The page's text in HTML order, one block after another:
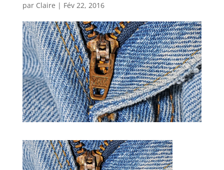
par Claire | Fév 22, 2016